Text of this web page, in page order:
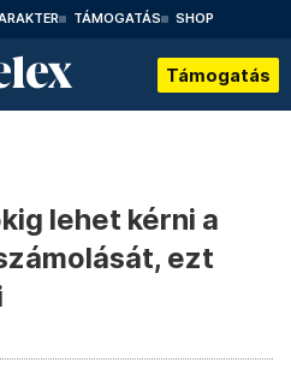
TÁMOGATÁS SHOP
Támogatás
lehet kérni a
ezt